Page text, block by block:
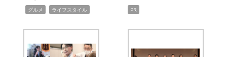
グルメ ライフスタイル PR